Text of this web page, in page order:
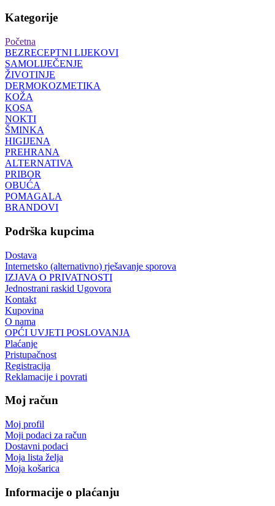
Kategorije
Početna
BEZRECEPTNI LIJEKOVI
SAMOLIJEČENJE
ŽIVOTINJE
DERMOKOZMETIKA
KOŽA
KOSA
NOKTI
ŠMINKA
HIGIJENA
PREHRANA
ALTERNATIVA
PRIBOR
OBUĆA
POMAGALA
BRANDOVI
Podrška kupcima
Dostava
Internetsko (alternativno) rješavanje sporova
IZJAVA O PRIVATNOSTI
Jednostrani raskid Ugovora
Kontakt
Kupovina
O nama
OPĆI UVJETI POSLOVANJA
Plaćanje
Pristupačnost
Registracija
Reklamacije i povrati
Moj račun
Moj profil
Moji podaci za račun
Dostavni podaci
Moja lista želja
Moja košarica
Informacije o plaćanju